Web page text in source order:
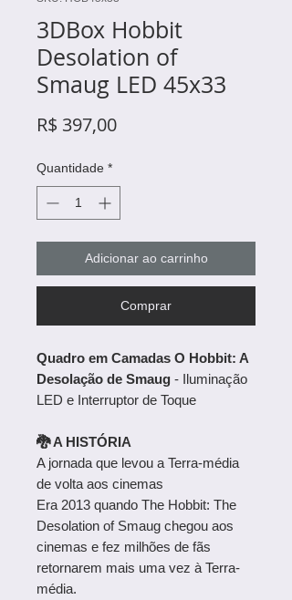
3DBox Hobbit
Desolation of
Smaug LED 45x33
R$ 397,00Preço
Quantidade *
Adicionar ao carrinho
Comprar
Quadro em Camadas O Hobbit: A
Desolação de Smaug - Iluminação
LED e Interruptor de Toque
🐉 A HISTÓRIA
A jornada que levou a Terra-média
de volta aos cinemas
Era 2013 quando The Hobbit: The
Desolation of Smaug chegou aos
cinemas e fez milhões de fãs
retornarem mais uma vez à Terra-
média.